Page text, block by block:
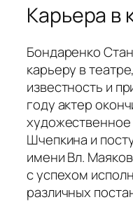
Карьера в
Бондаренко
карьеру в
известность и
году актер
Шчепкина и
имени Вл.
с успехом
различных